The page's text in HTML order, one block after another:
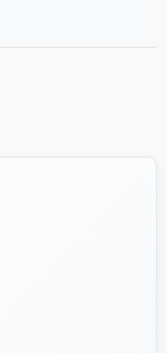
những ai muốn
sướng trọn vẹn
chóng và hiệu